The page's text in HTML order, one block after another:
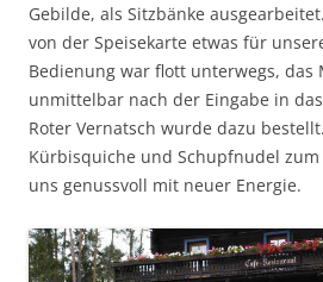
Gebilde, als Sitzbänke
von der Speisekarte etwas für
Bedienung war flott unterwegs, das
unmittelbar nach der Eingabe in
Roter Vernatsch wurde dazu
Kürbisquiche und Schupfnudel
uns genussvoll mit neuer Energie.